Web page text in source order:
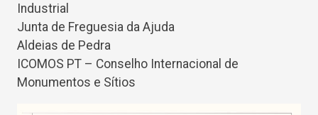
Industrial
Junta de Freguesia da Ajuda
Aldeias de Pedra
ICOMOS PT – Conselho Internacional de
Monumentos e Sítios